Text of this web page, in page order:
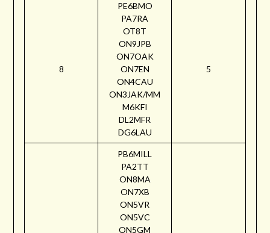
8
PE6BMO
PA7RA
OT8T
ON9JPB
ON7OAK
ON7EN
ON4CAU
ON3JAK/MM
M6KFI
DL2MFR
DG6LAU
5
PB6MILL
PA2TT
ON8MA
ON7XB
ON5VR
ON5VC
ON5GM